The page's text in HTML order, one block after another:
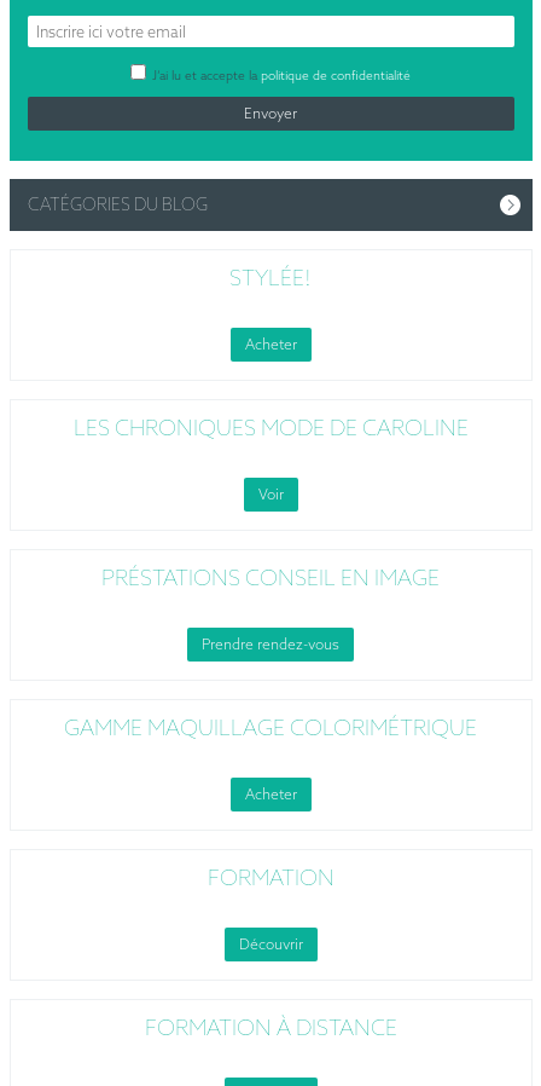
J’ai lu et accepte la politique de confidentialité
CATÉGORIES DU BLOG
STYLÉE!
Acheter
LES CHRONIQUES MODE DE CAROLINE
Voir
PRÉSTATIONS CONSEIL EN IMAGE
Prendre rendez-vous
GAMME MAQUILLAGE COLORIMÉTRIQUE
Acheter
FORMATION
Découvrir
FORMATION À DISTANCE